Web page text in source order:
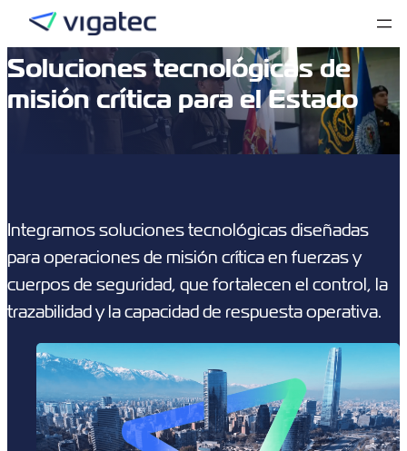
Saltar
contenido
Soluciones tecnológicas de
misión crítica para el Estado
Integramos soluciones tecnológicas diseñadas
para operaciones de misión crítica en fuerzas y
cuerpos de seguridad, que fortalecen el control, la
trazabilidad y la capacidad de respuesta operativa.